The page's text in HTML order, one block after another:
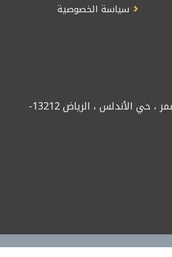
سياسة الخصوصية
3167 حفصة بنت عمر ، حي الأندلس ، الرياض 13212-